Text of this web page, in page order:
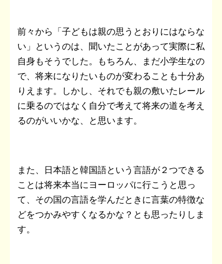
前々から「子どもは親の思うとおりにはならな
い」というのは、聞いたことがあって実際に私
自身もそうでした。もちろん、まだ小学生なの
で、将来になりたいものが変わることも十分あ
りえます。しかし、それでも親の敷いたレール
に乗るのではなく自分で考えて将来の道を考え
るのがいいかな、と思います。
また、日本語と韓国語という言語が２つできる
ことは将来本当にヨーロッパに行こうと思っ
て、その国の言語を学んだときに言葉の特徴な
どをつかみやすくなるかな？とも思ったりしま
す。